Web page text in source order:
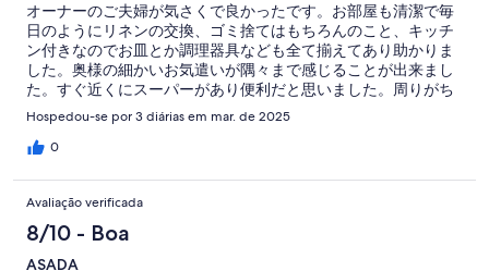
オーナーのご夫婦が気さくで良かったです。お部屋も清潔で毎
日のようにリネンの交換、ゴミ捨てはもちろんのこと、キッチ
ン付きなのでお皿とか調理器具なども全て揃えてあり助かりま
した。奥様の細かいお気遣いが隅々まで感じることが出来まし
た。すぐ近くにスーパーがあり便利だと思いました。周りがち
ょっと夜のお店があるので騒音が多少気になりましたが、心地
よく過ごせました。
Hospedou-se por 3 diárias em mar. de 2025
0
Avaliação verificada
8/10 - Boa
ASADA